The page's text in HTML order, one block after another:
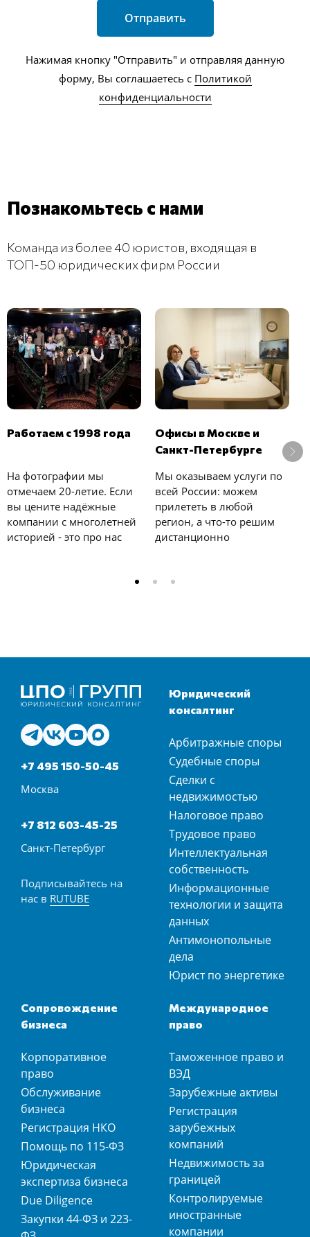
Отправить
Нажимая кнопку "Отправить" и отправляя данную
форму, Вы соглашаетесь с Политикой
конфиденциальности
Познакомьтесь с нами
Команда из более 40 юристов, входящая в
ТОП-50 юридических фирм России
Работаем с 1998 года
На фотографии мы
отмечаем 20-летие. Если
вы цените надёжные
компании с многолетней
историей - это про нас
Офисы в Москве и
Санкт-Петербурге
Мы оказываем услуги по
всей России: можем
прилететь в любой
регион, а что-то решим
дистанционно
+7 495 150-50-45
Москва
+7 812 603-45-25
Санкт-Петербург
Подписывайтесь на
нас в RUTUBE
Юридический
консалтинг
Арбитражные споры
Судебные споры
Сделки с
недвижимостью
Налоговое право
Трудовое право
Интеллектуальная
собственность
Информационные
технологии и защита
данных
Антимонопольные
дела
Юрист по энергетике
Сопровождение
бизнеса
Корпоративное
право
Обслуживание
бизнеса
Регистрация НКО
Помощь по 115-ФЗ
Юридическая
экспертиза бизнеса
Due Diligence
Закупки 44-ФЗ и 223-
Международное
право
Таможенное право и
ВЭД
Зарубежные активы
Регистрация
зарубежных
компаний
Недвижимость за
границей
Контролируемые
иностранные
компании